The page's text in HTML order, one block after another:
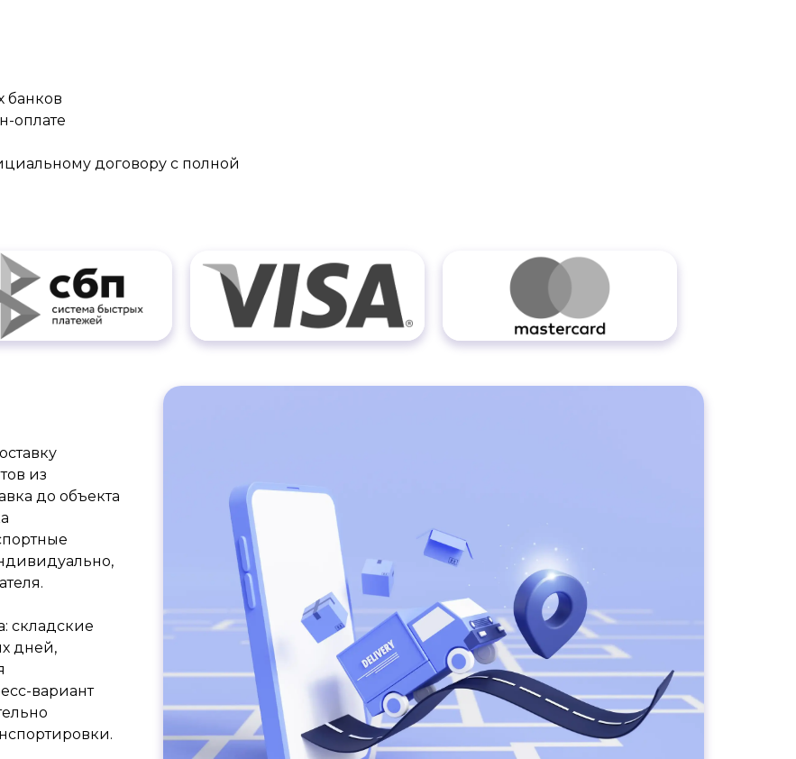
банков
оплате
договору с полной
из
до объекта
складские
дней,
вариант